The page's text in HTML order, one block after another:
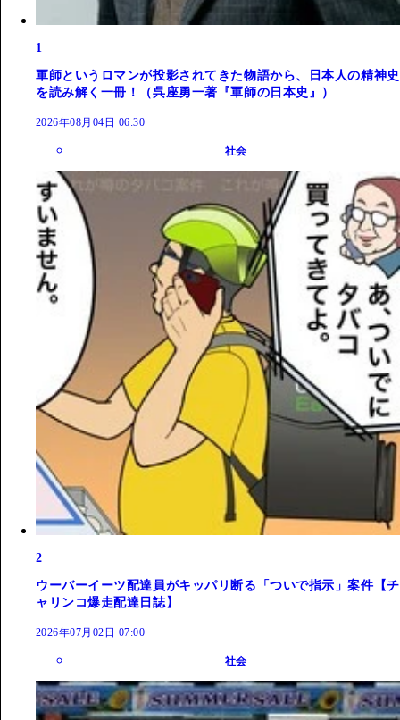
1
軍師というロマンが投影されてきた物語から、日本人の精神史
を読み解く一冊！（呉座勇一著『軍師の日本史』）
2026年08月04日 06:30
社会
2
ウーバーイーツ配達員がキッパリ断る「ついで指示」案件【チ
ャリンコ爆走配達日誌】
2026年07月02日 07:00
社会